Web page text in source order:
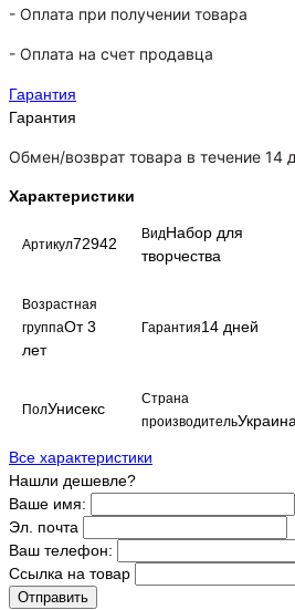
- Оплата при получении товара
- Оплата на счет продавца
Гарантия
Гарантия
Обмен/возврат товара в течение 14
Характеристики
Артикул72942
ВидНабор для
творчества
Возрастная
группаОт 3
лет
Гарантия14 дней
ПолУнисекс
Страна
производитель
Все характеристики
Нашли дешевле?
Ваше имя:
Эл. почта
Ваш телефон:
Ссылка на товар
Отправить